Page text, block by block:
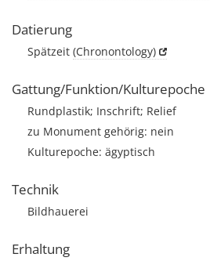
Datierung
Spätzeit (Chronontology)
Gattung/Funktion/Kulturepoche
Rundplastik; Inschrift; Relief
zu Monument gehörig: nein
Kulturepoche: ägyptisch
Technik
Bildhauerei
Erhaltung